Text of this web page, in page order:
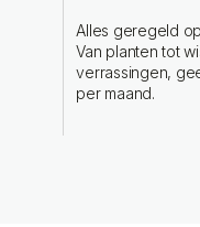
Alles geregeld
Van planten tot
verrassingen,
per maand.